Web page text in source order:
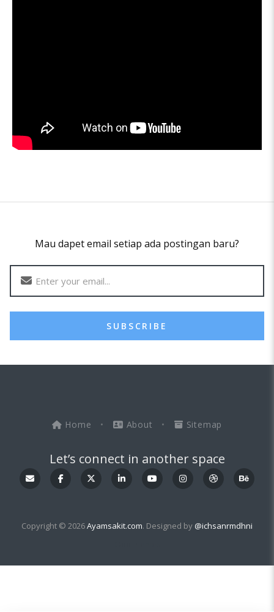
Mau dapet email setiap ada postingan baru?
SUBSCRIBE
Home • About • Sitemap
Let’s connect in another space
Copyright © 2026Ayamsakit.com. Designed by @ichsanrmdhni